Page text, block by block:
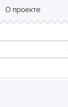
О проекте